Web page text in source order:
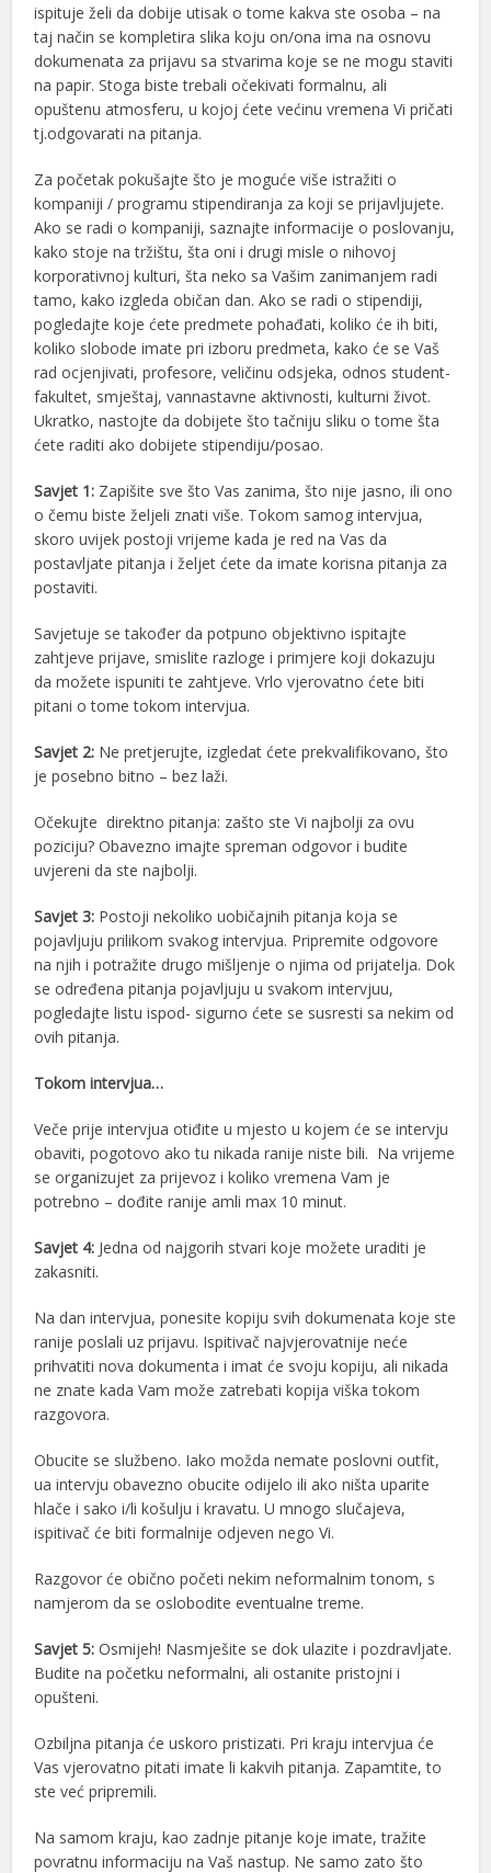
ispituje želi da dobije utisak o tome kakva ste osoba – na
taj način se kompletira slika koju on/ona ima na osnovu
dokumenata za prijavu sa stvarima koje se ne mogu staviti
na papir. Stoga biste trebali očekivati formalnu, ali
opuštenu atmosferu, u kojoj ćete većinu vremena Vi pričati
tj.odgovarati na pitanja.
Za početak pokušajte što je moguće više istražiti o
kompaniji / programu stipendiranja za koji se prijavljujete.
Ako se radi o kompaniji, saznajte informacije o poslovanju,
kako stoje na tržištu, šta oni i drugi misle o nihovoj
korporativnoj kulturi, šta neko sa Vašim zanimanjem radi
tamo, kako izgleda običan dan. Ako se radi o stipendiji,
pogledajte koje ćete predmete pohađati, koliko će ih biti,
koliko slobode imate pri izboru predmeta, kako će se Vaš
rad ocjenjivati, profesore, veličinu odsjeka, odnos student-
fakultet, smještaj, vannastavne aktivnosti, kulturni život.
Ukratko, nastojte da dobijete što tačniju sliku o tome šta
ćete raditi ako dobijete stipendiju/posao.
Savjet 1: Zapišite sve što Vas zanima, što nije jasno, ili ono
o čemu biste željeli znati više. Tokom samog intervjua,
skoro uvijek postoji vrijeme kada je red na Vas da
postavljate pitanja i željet ćete da imate korisna pitanja za
postaviti.
Savjetuje se također da potpuno objektivno ispitajte
zahtjeve prijave, smislite razloge i primjere koji dokazuju
da možete ispuniti te zahtjeve. Vrlo vjerovatno ćete biti
pitani o tome tokom intervjua.
Savjet 2: Ne pretjerujte, izgledat ćete prekvalifikovano, što
je posebno bitno – bez laži.
Očekujte direktno pitanja: zašto ste Vi najbolji za ovu
poziciju? Obavezno imajte spreman odgovor i budite
uvjereni da ste najbolji.
Savjet 3: Postoji nekoliko uobičajnih pitanja koja se
pojavljuju prilikom svakog intervjua. Pripremite odgovore
na njih i potražite drugo mišljenje o njima od prijatelja. Dok
se određena pitanja pojavljuju u svakom intervjuu,
pogledajte listu ispod- sigurno ćete se susresti sa nekim od
ovih pitanja.
Tokom intervjua…
Veče prije intervjua otiđite u mjesto u kojem će se intervju
obaviti, pogotovo ako tu nikada ranije niste bili. Na vrijeme
se organizujet za prijevoz i koliko vremena Vam je
potrebno – dođite ranije amli max 10 minut.
Savjet 4: Jedna od najgorih stvari koje možete uraditi je
zakasniti.
Na dan intervjua, ponesite kopiju svih dokumenata koje ste
ranije poslali uz prijavu. Ispitivač najvjerovatnije neće
prihvatiti nova dokumenta i imat će svoju kopiju, ali nikada
ne znate kada Vam može zatrebati kopija viška tokom
razgovora.
Obucite se službeno. Iako možda nemate poslovni outfit,
ua intervju obavezno obucite odijelo ili ako ništa uparite
hlače i sako i/li košulju i kravatu. U mnogo slučajeva,
ispitivač će biti formalnije odjeven nego Vi.
Razgovor će obično početi nekim neformalnim tonom, s
namjerom da se oslobodite eventualne treme.
Savjet 5: Osmijeh! Nasmješite se dok ulazite i pozdravljate.
Budite na početku neformalni, ali ostanite pristojni i
opušteni.
Ozbiljna pitanja će uskoro pristizati. Pri kraju intervjua će
Vas vjerovatno pitati imate li kakvih pitanja. Zapamtite, to
ste već pripremili.
Na samom kraju, kao zadnje pitanje koje imate, tražite
povratnu informaciju na Vaš nastup. Ne samo zato što